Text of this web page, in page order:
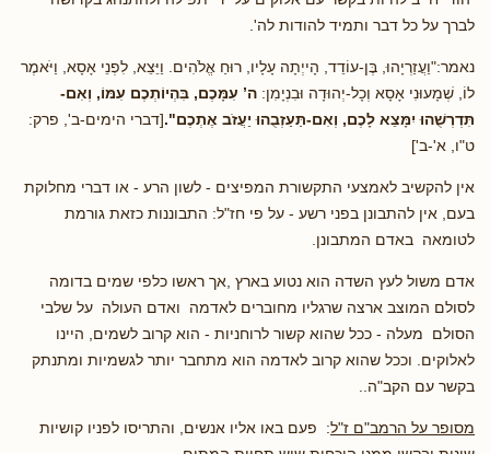
לברך על כל דבר ותמיד להודות לה'.
נאמר:"וַעֲזַרְיָהוּ, בֶּן-עוֹדֵד, הָייְתָה עָלָיו, רוּחַ אֱלֹהִים. וַיֵּצֵא, לִפְנֵי אָסָא, וַיֹּאמֶר
לוֹ, שְׁמָעוּנִי אָסָא וְכָל-יְהוּדָה וּבִנְיָמִן: ה’ עִמָּכֶם, בִּהְיוֹתְכֶם עִמּוֹ, וְאִם-
תִּדְרְשֻׁהוּ יִמָּצֵא לָכֶם, וְאִם-תַּעַזְבֻהוּ יַעֲזֹב אֶתְכֶם".[דברי הימים-ב', פרק:
ט"ו, א'-ב']
אין להקשיב לאמצעי התקשורת המפיצים - לשון הרע - או דברי מחלוקת
בעם, אין להתבונן בפני רשע - על פי חז"ל: התבוננות כזאת גורמת
לטומאה באדם המתבונן.
אדם משול לעץ השדה הוא נטוע בארץ ,אך ראשו כלפי שמים בדומה
לסולם המוצב ארצה שרגליו מחוברים לאדמה ואדם העולה על שלבי
הסולם מעלה - ככל שהוא קשור לרוחניות - הוא קרוב לשמים, היינו
לאלוקים. וככל שהוא קרוב לאדמה הוא מתחבר יותר לגשמיות ומתנתק
בקשר עם הקב"ה..
מסופר על הרמב"ם ז"ל: פעם באו אליו אנשים, והתריסו לפניו קושיות